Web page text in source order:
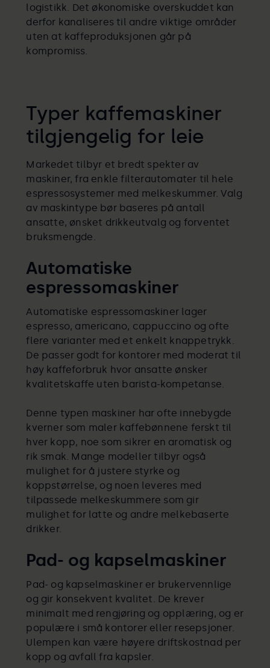
logistikk. Det økonomiske overskuddet kan
derfor kanaliseres til andre viktige områder
uten at kaffeproduksjonen går på
kompromiss.
Typer kaffemaskiner
tilgjengelig for leie
Markedet tilbyr et bredt spekter av
maskiner, fra enkle filterautomater til hele
espressosystemer med melkeskummer. Valg
av maskintype bør baseres på antall
ansatte, ønsket drikkeutvalg og forventet
bruksmengde.
Automatiske
espressomaskiner
Automatiske espressomaskiner lager
espresso, americano, cappuccino og ofte
flere varianter med et enkelt knappetrykk.
De passer godt for kontorer med moderat til
høy kaffeforbruk hvor ansatte ønsker
kvalitetskaffe uten barista-kompetanse.
Denne typen maskiner har ofte innebygde
kverner som maler kaffebønnene ferskt til
hver kopp, noe som sikrer en aromatisk og
rik smak. Mange modeller tilbyr også
mulighet for å justere styrke og
koppstørrelse, og noen leveres med
tilpassede melkeskummere som gir
mulighet for latte og andre melkebaserte
drikker.
Pad- og kapselmaskiner
Pad- og kapselmaskiner er brukervennlige
og gir konsekvent kvalitet. De krever
minimalt med rengjøring og opplæring, og er
populære i små kontorer eller resepsjoner.
Ulempen kan være høyere driftskostnad per
kopp og avfall fra kapsler.